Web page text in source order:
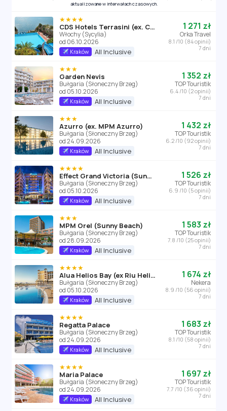
aktualizowane w interwałach czasowych.
★★★★
CDS Hotels Terrasini (ex. Citta del Mare)
Włochy (Sycylia)
od 06.10.2026
Kraków All Inclusive
1 271 zł
Orka Travel
8.1 /10 (84 opinii)
7 dni
★★★
Garden Nevis
Bułgaria (Słoneczny Brzeg)
od 05.10.2026
Kraków All Inclusive
1 352 zł
TOP Touristik
6.4 /10 (2 opinii)
7 dni
★★★
Azurro (ex. MPM Azurro)
Bułgaria (Słoneczny Brzeg)
od 24.09.2026
Kraków All Inclusive
1 432 zł
TOP Touristik
6.2 /10 (92 opinii)
7 dni
★★★★
Effect Grand Victoria (Sunny Beach)
Bułgaria (Słoneczny Brzeg)
od 05.10.2026
Kraków All Inclusive
1 526 zł
TOP Touristik
6.9 /10 (5 opinii)
7 dni
★★★
MPM Orel (Sunny Beach)
Bułgaria (Słoneczny Brzeg)
od 28.09.2026
Kraków All Inclusive
1 583 zł
TOP Touristik
7.8 /10 (25 opinii)
7 dni
★★★★
Alua Helios Bay (ex Riu Helios Bay)
Bułgaria (Słoneczny Brzeg)
od 05.10.2026
Kraków All Inclusive
1 674 zł
Nekera
8.9 /10 (56 opinii)
7 dni
★★★★
Regatta Palace
Bułgaria (Słoneczny Brzeg)
od 24.09.2026
Kraków All Inclusive
1 683 zł
TOP Touristik
8.1 /10 (58 opinii)
7 dni
★★★★
Maria Palace
Bułgaria (Słoneczny Brzeg)
od 24.09.2026
Kraków All Inclusive
1 697 zł
TOP Touristik
7.7 /10 (36 opinii)
7 dni